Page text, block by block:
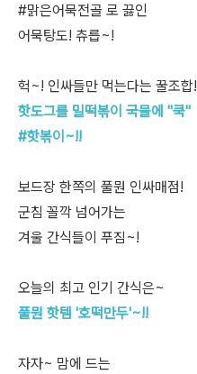
#맑은어묵전골 로 끓인
어묵탕도! 츄릅~!
헉~! 인싸들만 먹는다는 꿀조합!
핫도그를 밀떡볶이 국물에 "쿡"
#핫볶이~!!
보드장 한쪽의 풀뭔 인싸매점!
군침 꼴깍 넘어가는
겨울 간식들이 푸짐~!
오늘의 최고 인기 간식은~
풀뭔 핫템 '호떡만두'~!!
자자~ 맘에 드는